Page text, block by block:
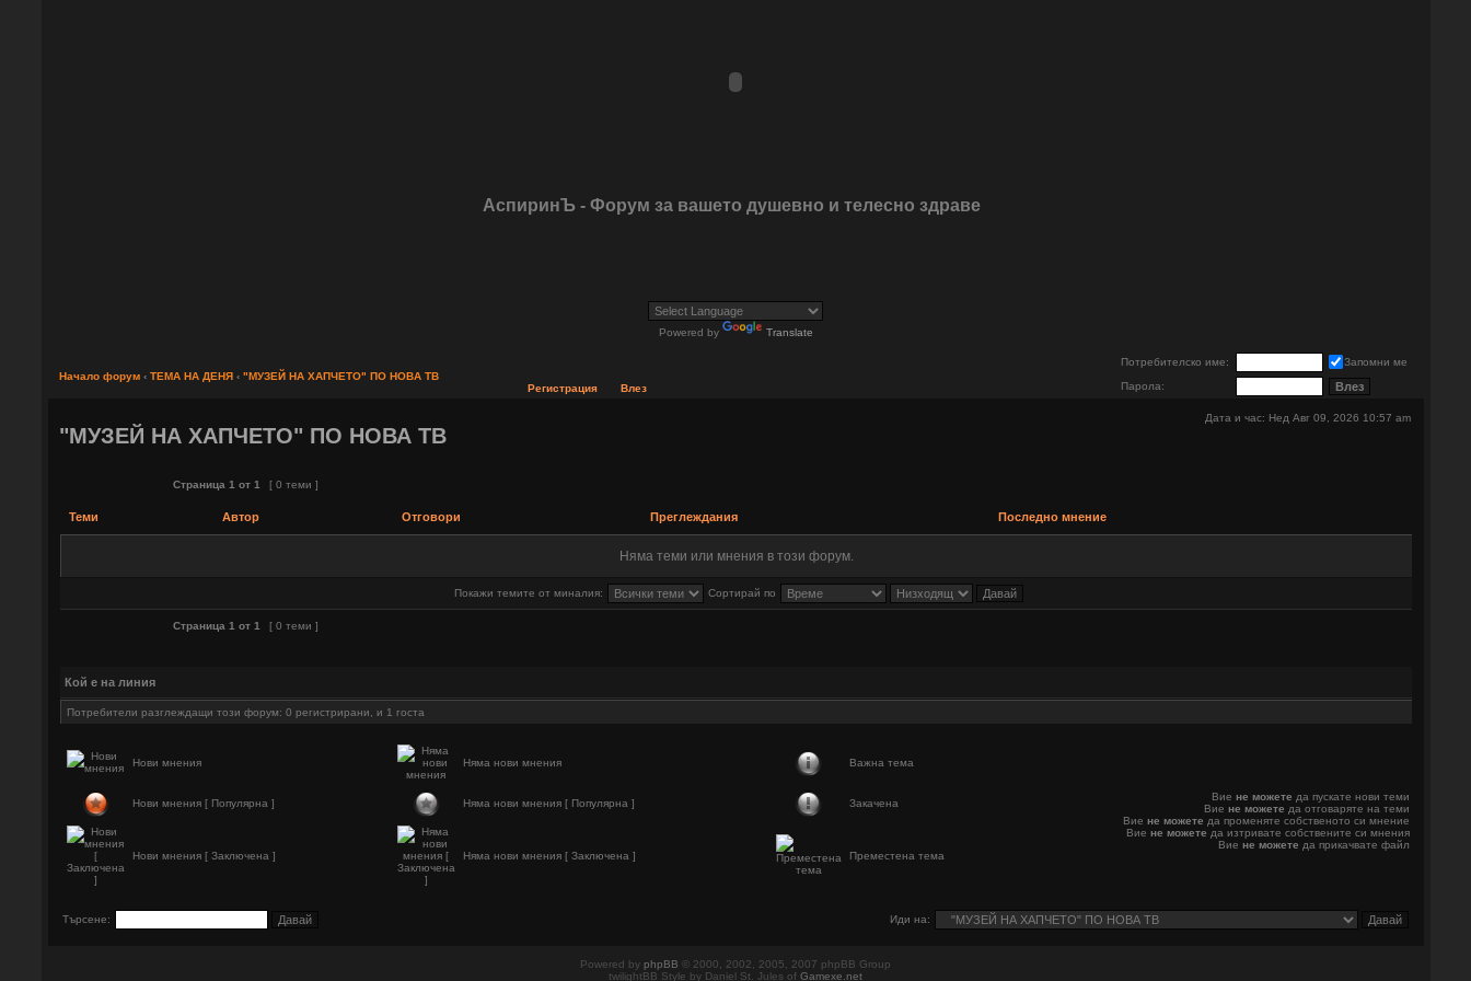
АспиринЪ - Форум за вашето душевно и телесно здраве
Powered by Translate
Потребителско име:
Запомни ме
Парола:
Начало форум ‹ ТЕМА НА ДЕНЯ ‹ "МУЗЕЙ НА ХАПЧЕТО" ПО НОВА ТВ
Регистрация
Влез
Дата и час: Нед Авг 09, 2026 10:57 am
"МУЗЕЙ НА ХАПЧЕТО" ПО НОВА ТВ
Страница 1 от 1 [ 0 теми ]
Теми Автор Отговори Преглеждания Последно мнение
Няма теми или мнения в този форум.
Покажи темите от миналия: Сортирай по
Страница 1 от 1 [ 0 теми ]
Кой е на линия
Потребители разглеждащи този форум: 0 регистрирани, и 1 госта
Нови мнения Няма нови мнения Важна тема
Нови мнения [ Популярна ] Няма нови мнения [ Популярна ] Закачена
Нови мнения [ Заключена ] Няма нови мнения [ Заключена ] Преместена тема
Вие не можете да пускате нови теми
Вие не можете да отговаряте на теми
Вие не можете да променяте собственото си мнение
Вие не можете да изтривате собствените си мнения
Вие не можете да прикачвате файл
Търсене: Иди на:
Powered by phpBB © 2000, 2002, 2005, 2007 phpBB Group
twilightBB Style by Daniel St. Jules of Gamexe.net